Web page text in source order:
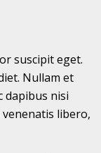
suscipit eget.
Nullam et
dapibus nisi
venenatis libero,